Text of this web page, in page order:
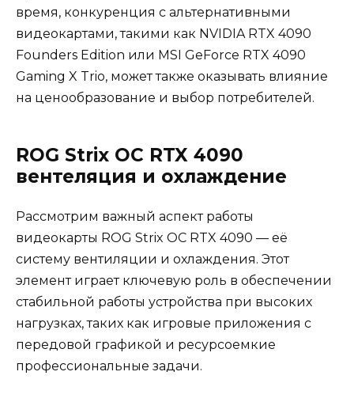
время, конкуренция с альтернативными
видеокартами, такими как NVIDIA RTX 4090
Founders Edition или MSI GeForce RTX 4090
Gaming X Trio, может также оказывать влияние
на ценообразование и выбор потребителей.
ROG Strix OC RTX 4090
вентеляция и охлаждение
Рассмотрим важный аспект работы
видеокарты ROG Strix OC RTX 4090 — её
систему вентиляции и охлаждения. Этот
элемент играет ключевую роль в обеспечении
стабильной работы устройства при высоких
нагрузках, таких как игровые приложения с
передовой графикой и ресурсоемкие
профессиональные задачи.